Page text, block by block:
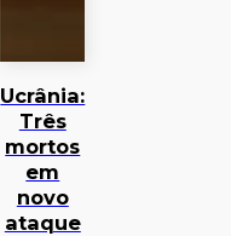
Ucrânia:
Três
mortos
em
novo
ataque